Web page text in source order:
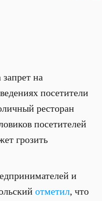
на
посетители
ресторан
посетителей
грозить
и
отметил, что